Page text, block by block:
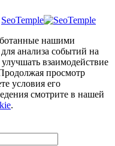
SeoTemple
нашими
анализа событий на
взаимодействие
просмотр
условия его
смотрите в нашей
.